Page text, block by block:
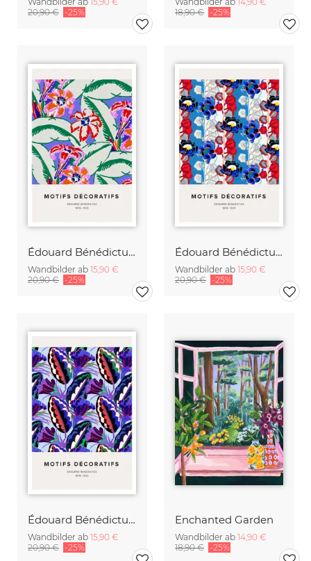
20,90 € -25%
18,90 € -25%
Édouard Bénédictus: Art Deco Blumenmuster Variation 18
Wandbilder ab 15,90 €
20,90 € -25%
Édouard Bénédictus: Art Deco Blumenmuster variation
Wandbilder ab 15,90 €
20,90 € -25%
Édouard Bénédictus: Art Deco Blumenmuster Variation 4
Wandbilder ab 15,90 €
20,90 € -25%
Enchanted Garden
Wandbilder ab 14,90 €
18,90 € -25%